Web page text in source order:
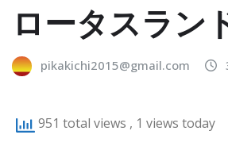
ロータスラン
pikakichi2015@gmail.com
951 total views , 1 views today